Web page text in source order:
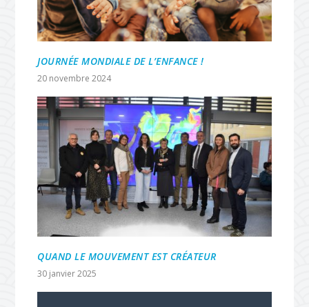
JOURNÉE MONDIALE DE L’ENFANCE !
20 novembre 2024
QUAND LE MOUVEMENT EST CRÉATEUR
30 janvier 2025